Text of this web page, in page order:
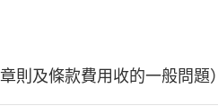
則及條款費用收的一般問題）